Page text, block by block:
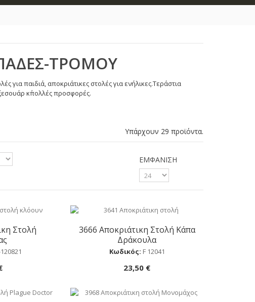
ΤΡΟΜΟΥ
για παιδιά, αποκριάτικες στολές για ενήλικες.Τεράστια
κ΄πολλές προσφορές.
Υπάρχουν 29 προϊόντα.
ΕΜΦΆΝΙΣΗ
Στολή
Αγορά
3666 Αποκριάτικη Στολή Κάπα
Δράκουλα
Κωδικός: F 12041
23,50 €